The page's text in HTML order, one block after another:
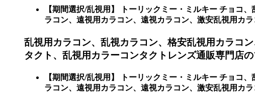
【期間選択/乱視用】 トーリックミー・ミルキー チョコ
ラコン、遠視用カラコン、遠視カラコン、激安乱視用カ
乱視用カラコン、乱視カラコン、格安乱視用カラコ
タクト、乱視用カラーコンタクトレンズ通販専門店
【期間選択/乱視用】 トーリックミー・ミルキー チョコ
ラコン、遠視用カラコン、遠視カラコン、激安乱視用カ